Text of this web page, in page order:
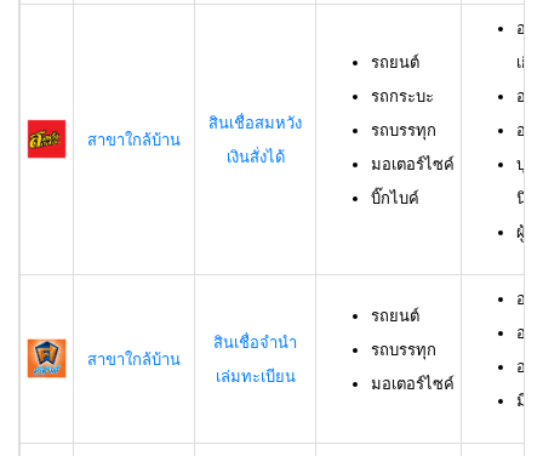
สาขาใกล้บ้าน
สินเชื่อสมหวัง
เงินสั่งได้
รถยนต์
รถกระบะ
รถบรรทุก
มอเตอร์ไซค์
บิ๊กไบค์
อา
เกิ
อา
อา
บุค
นิติ
ผู้กู้
สาขาใกล้บ้าน
สินเชื่อจำนำ
เล่มทะเบียน
รถยนต์
รถบรรทุก
มอเตอร์ไซค์
อา
อา
อา
มีชื่